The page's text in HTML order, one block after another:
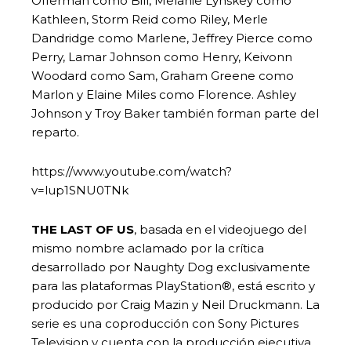
Kathleen, Storm Reid como Riley, Merle
Dandridge como Marlene, Jeffrey Pierce como
Perry, Lamar Johnson como Henry, Keivonn
Woodard como Sam, Graham Greene como
Marlon y Elaine Miles como Florence. Ashley
Johnson y Troy Baker también forman parte del
reparto.
https://www.youtube.com/watch?
v=lup1SNU0TNk
THE LAST OF US, basada en el videojuego del
mismo nombre aclamado por la crítica
desarrollado por Naughty Dog exclusivamente
para las plataformas PlayStation®, está escrito y
producido por Craig Mazin y Neil Druckmann. La
serie es una coproducción con Sony Pictures